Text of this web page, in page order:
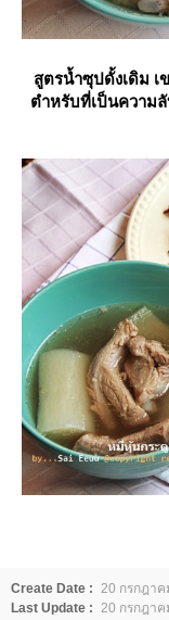
สูตรน้ำซุปดั้งเดิม
ตำหรับที่เป็นความ
Create Date :
20 กรกฎาค
Last Update :
20 กรกฎาค